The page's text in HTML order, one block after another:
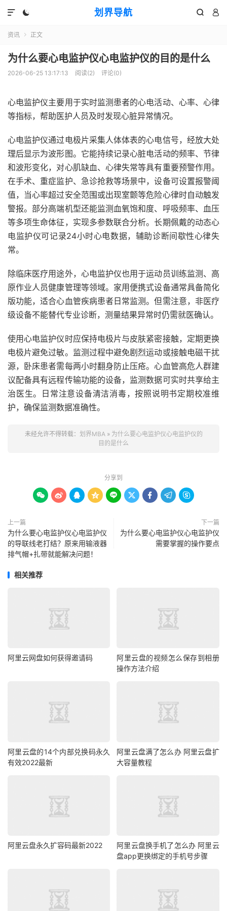
划界导航
  

资讯  正文
为什么要心电监护仪心电监护仪的目的是什么
2026-06-25 13:17:13 阅读(2) 评论(0)
心电监护仪主要用于实时监测患者的心电活动、心率、心律
等指标，帮助医护人员及时发现心脏异常情况。
心电监护仪通过电极片采集人体体表的心电信号，经放大处
理后显示为波形图。它能持续记录心脏电活动的频率、节律
和波形变化，对心肌缺血、心律失常等具有重要预警作用。
在手术、重症监护、急诊抢救等场景中，设备可设置报警阈
值，当心率超过安全范围或出现室颤等危险心律时自动触发
警报。部分高端机型还能监测血氧饱和度、呼吸频率、血压
等多项生命体征，实现多参数联合分析。长期佩戴的动态心
电监护仪可记录24小时心电数据，辅助诊断间歇性心律失
常。
除临床医疗用途外，心电监护仪也用于运动员训练监测、高
原作业人员健康管理等领域。家用便携式设备通常具备简化
版功能，适合心血管疾病患者日常监测。但需注意，非医疗
级设备不能替代专业诊断，测量结果异常时仍需就医确认。
使用心电监护仪时应保持电极片与皮肤紧密接触，定期更换
电极片避免过敏。监测过程中避免剧烈运动或接触电磁干扰
源，卧床患者需每两小时翻身防止压疮。心血管高危人群建
议配备具有远程传输功能的设备，监测数据可实时共享给主
治医生。日常注意设备清洁消毒，按照说明书定期校准维
护，确保监测数据准确性。
未经允许不得转载： 划界MBA» 为什么要心电监护仪心电监护仪的
目的是什么
分享到
        
上一篇
为什么要心电监护仪心电监护仪
的导联线老打结？原来用输液器
排气帽+扎带就能解决问题！
下一篇
为什么要心电监护仪心电监护仪
需要掌握的操作要点
相关推荐
阿里云网盘如何获得邀请码
阿里云盘的视频怎么保存到相册
操作方法介绍
阿里云盘的14个内部兑换码永久
有效2022最新
阿里云盘满了怎么办 阿里云盘扩
大容量教程
阿里云盘永久扩容码最新2022
阿里云盘换手机了怎么办 阿里云
盘app更换绑定的手机号步骤